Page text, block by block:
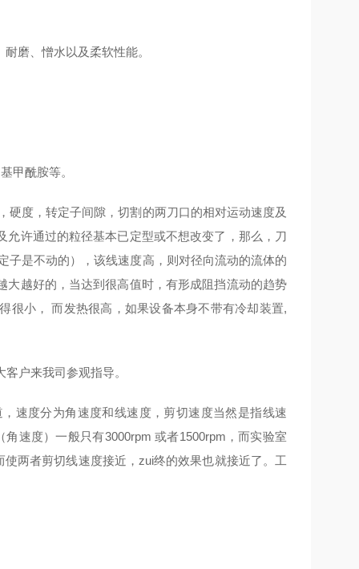
磨、憎水以及柔软性能。
甲酰胺等。
度，转定子间隙，切割的两刀口的相对运动速度及
许通过的粒径基本已定型或不想改变了，那么，刀
子是不动的），该线速度高，则对径向流动的流体的
越好的，当达到很高值时，有形成阻挡流动的趋势
很小， 而发热很高，如果设备本身不带有冷却装置,
户来我司参观指导。
速度分为角速度和线速度，剪切速度当然是指线速
速度）一般只有3000rpm 或者1500rpm，而实验室
两者剪切线速度接近，zui终的效果也就接近了。工